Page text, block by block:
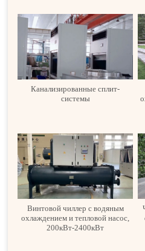
Канализированные сплит-
системы
Винтовой чиллер с водяным
охлаждением и тепловой насос,
200кВт-2400кВт